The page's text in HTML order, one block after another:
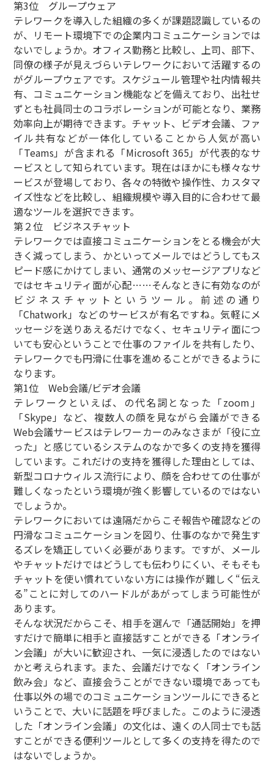
第3位 グループウェア
テレワークを導入した組織の多くが課題認識しているの
が、リモート環境下での企業内コミュニケーションでは
ないでしょうか。オフィス勤務と比較し、上司、部下、
同僚の様子が見えづらいテレワークにおいて活躍するの
がグループウェアです。スケジュール管理や社内情報共
有、コミュニケーション機能などを備えており、出社せ
ずとも社員同士のコラボレーションが可能となり、業務
効率向上が期待できます。チャット、ビデオ会議、ファ
イル共有などが一体化していることから人気が高い
「Teams」が含まれる「Microsoft 365」が代表的なサ
ービスとして知られています。現在はほかにも様々なサ
ービスが登場しており、各々の特徴や操作性、カスタマ
イズ性などを比較し、組織規模や導入目的に合わせて最
適なツールを選択できます。
第２位 ビジネスチャット
テレワークでは直接コミュニケーションをとる機会が大
きく減ってしまう、かといってメールではどうしてもス
ピード感にかけてしまい、通常のメッセージアプリなど
ではセキュリティ面が心配……そんなときに有効なのが
ビジネスチャットというツール。前述の通り
「Chatwork」などのサービスが有名ですね。気軽にメ
ッセージを送りあえるだけでなく、セキュリティ面につ
いても安心ということで仕事のファイルを共有したり、
テレワークでも円滑に仕事を進めることができるように
なります。
第1位 Web会議/ビデオ会議
テレワークといえば、の代名詞となった「zoom」
「Skype」など、複数人の顔を見ながら会議ができる
Web会議サービスはテレワーカーのみなさまが「役に立
った」と感じているシステムのなかで多くの支持を獲得
しています。これだけの支持を獲得した理由としては、
新型コロナウィルス流行により、顔を合わせての仕事が
難しくなったという環境が強く影響しているのではない
でしょうか。
テレワークにおいては遠隔だからこそ報告や確認などの
円滑なコミュニケーションを図り、仕事のなかで発生す
るズレを矯正していく必要があります。ですが、メール
やチャットだけではどうしても伝わりにくい、そもそも
チャットを使い慣れていない方には操作が難しく“伝え
る”ことに対してのハードルがあがってしまう可能性が
あります。
そんな状況だからこそ、相手を選んで「通話開始」を押
すだけで簡単に相手と直接話すことができる「オンライ
ン会議」が大いに歓迎され、一気に浸透したのではない
かと考えられます。また、会議だけでなく「オンライン
飲み会」など、直接会うことができない環境であっても
仕事以外の場でのコミュニケーションツールにできると
いうことで、大いに話題を呼びました。このように浸透
した「オンライン会議」の文化は、遠くの人同士でも話
すことができる便利ツールとして多くの支持を得たので
はないでしょうか。